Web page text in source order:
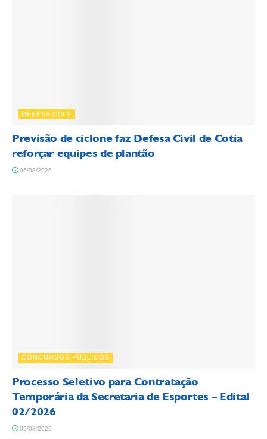
DEFESA CIVIL
Previsão de ciclone faz Defesa Civil de Cotia
reforçar equipes de plantão
06/08/2026
CONCURSOS PÚBLICOS
Processo Seletivo para Contratação
Temporária da Secretaria de Esportes – Edital
02/2026
05/08/2026